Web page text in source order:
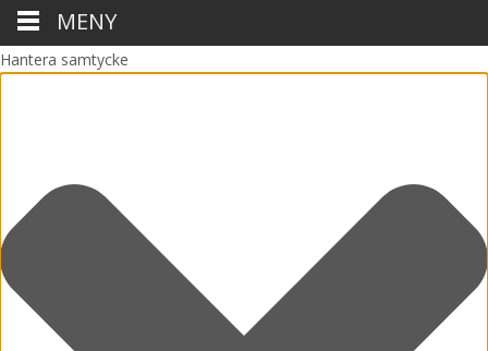
Hantera samtycke
MENY